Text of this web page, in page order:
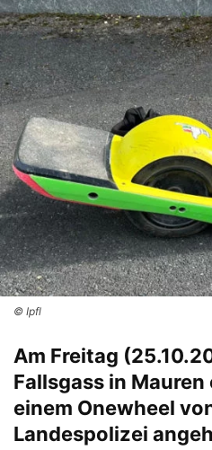
© Ipfl
Am Freitag
Fallsgass in
einem Onewheel
Landespolizei